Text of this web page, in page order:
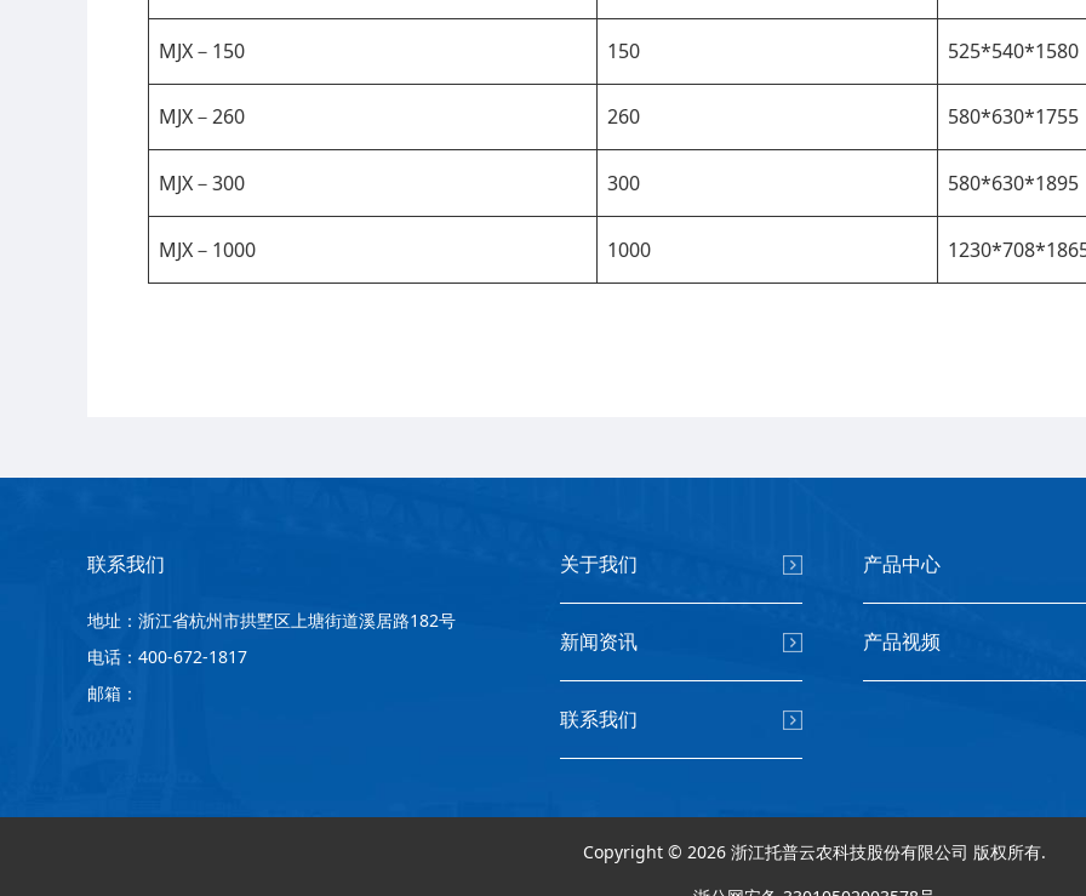
MJX－150 150 525*540*1580
MJX－260 260 580*630*1755
MJX－300 300 580*630*1895
MJX－1000 1000
联系我们
地址：浙江省杭州市拱墅区上塘街道溪居路182号
电话：400-672-1817
邮箱：
关于我们 产品中心
新闻资讯 产品视频
联系我们
Copyright © 2026 浙江托普云农科技股份有限公司 版权所有.